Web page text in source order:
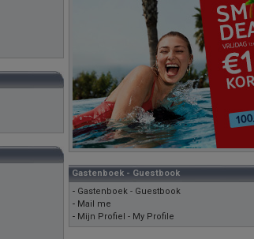
Gastenboek - Guestbook
- Gastenboek - Guestbook
- Mail me
- Mijn Profiel - My Profile